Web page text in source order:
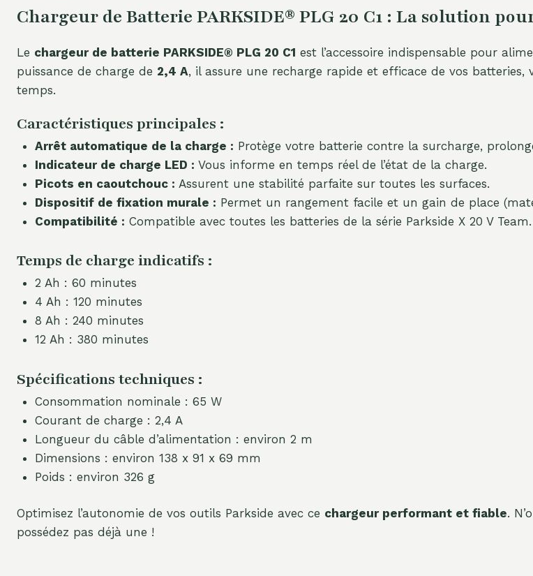
Chargeur de Batterie PARKSIDE® PLG 20 C1 : La solution
Le chargeur de batterie PARKSIDE® PLG 20 C1 est l’accessoire indispensable pour
puissance de charge de 2,4 A, il assure une recharge rapide et efficace de vos
temps.
Caractéristiques principales :
Arrêt automatique de la charge : Protège votre batterie contre la surcharge,
Indicateur de charge LED : Vous informe en temps réel de l’état de la charge.
Picots en caoutchouc : Assurent une stabilité parfaite sur toutes les surfaces.
Dispositif de fixation murale : Permet un rangement facile et un gain de place
Compatibilité : Compatible avec toutes les batteries de la série Parkside X 20 V Team.
Temps de charge indicatifs :
2 Ah : 60 minutes
4 Ah : 120 minutes
8 Ah : 240 minutes
12 Ah : 380 minutes
Spécifications techniques :
Consommation nominale : 65 W
Courant de charge : 2,4 A
Longueur du câble d’alimentation : environ 2 m
Dimensions : environ 138 x 91 x 69 mm
Poids : environ 326 g
Optimisez l’autonomie de vos outils Parkside avec ce chargeur performant et fiable.
possédez pas déjà une !